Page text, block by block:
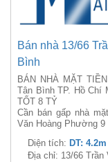
Bán nhà 13/66
Bình
BÁN NHÀ MẶT
Tân Bình TP. Hồ Chí
TỐT 8 TỶ
Cần bán gấp nhà
Văn Hoàng Phường 9
Diện tích: DT:
Địa chỉ: 13/66 Trần